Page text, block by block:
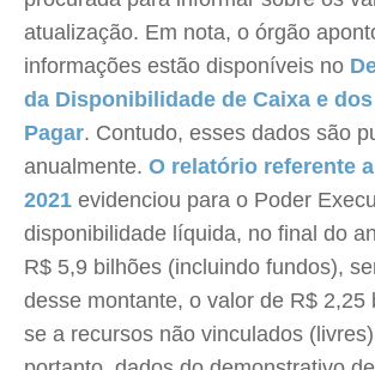
atualização. Em nota, o órgão
informações estão disponíveis no
da Disponibilidade de Caixa e
Pagar. Contudo, esses dados são
anualmente. O relatório referente a
2021 evidenciou para o Poder
disponibilidade líquida, no final do
R$ 5,9 bilhões (incluindo fundos),
desse montante, o valor de R$ 2,25
se a recursos não vinculados